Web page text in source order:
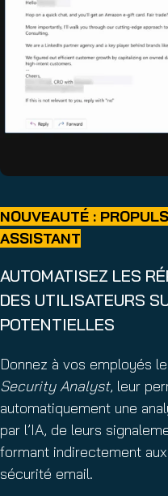
NOUVEAUTÉ :
ASSISTANT
AUTOMATISEZ LES
DES UTILISATEURS
POTENTIELLES
Donnez à vos employés
Security Analyst, leur
automatiquement une
par l’IA, de leurs
formant indirectement
sécurité email.